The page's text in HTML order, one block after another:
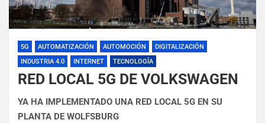
5G AUTOMATIZACIÓN AUTOMOCIÓN
DIGITALIZACIÓN
INDUSTRIA 4.0
INTERNET TECNOLOGÍA
RED LOCAL 5G DE VOLKSWAGEN
YA HA IMPLEMENTADO UNA RED LOCAL 5G EN SU
PLANTA DE WOLFSBURG